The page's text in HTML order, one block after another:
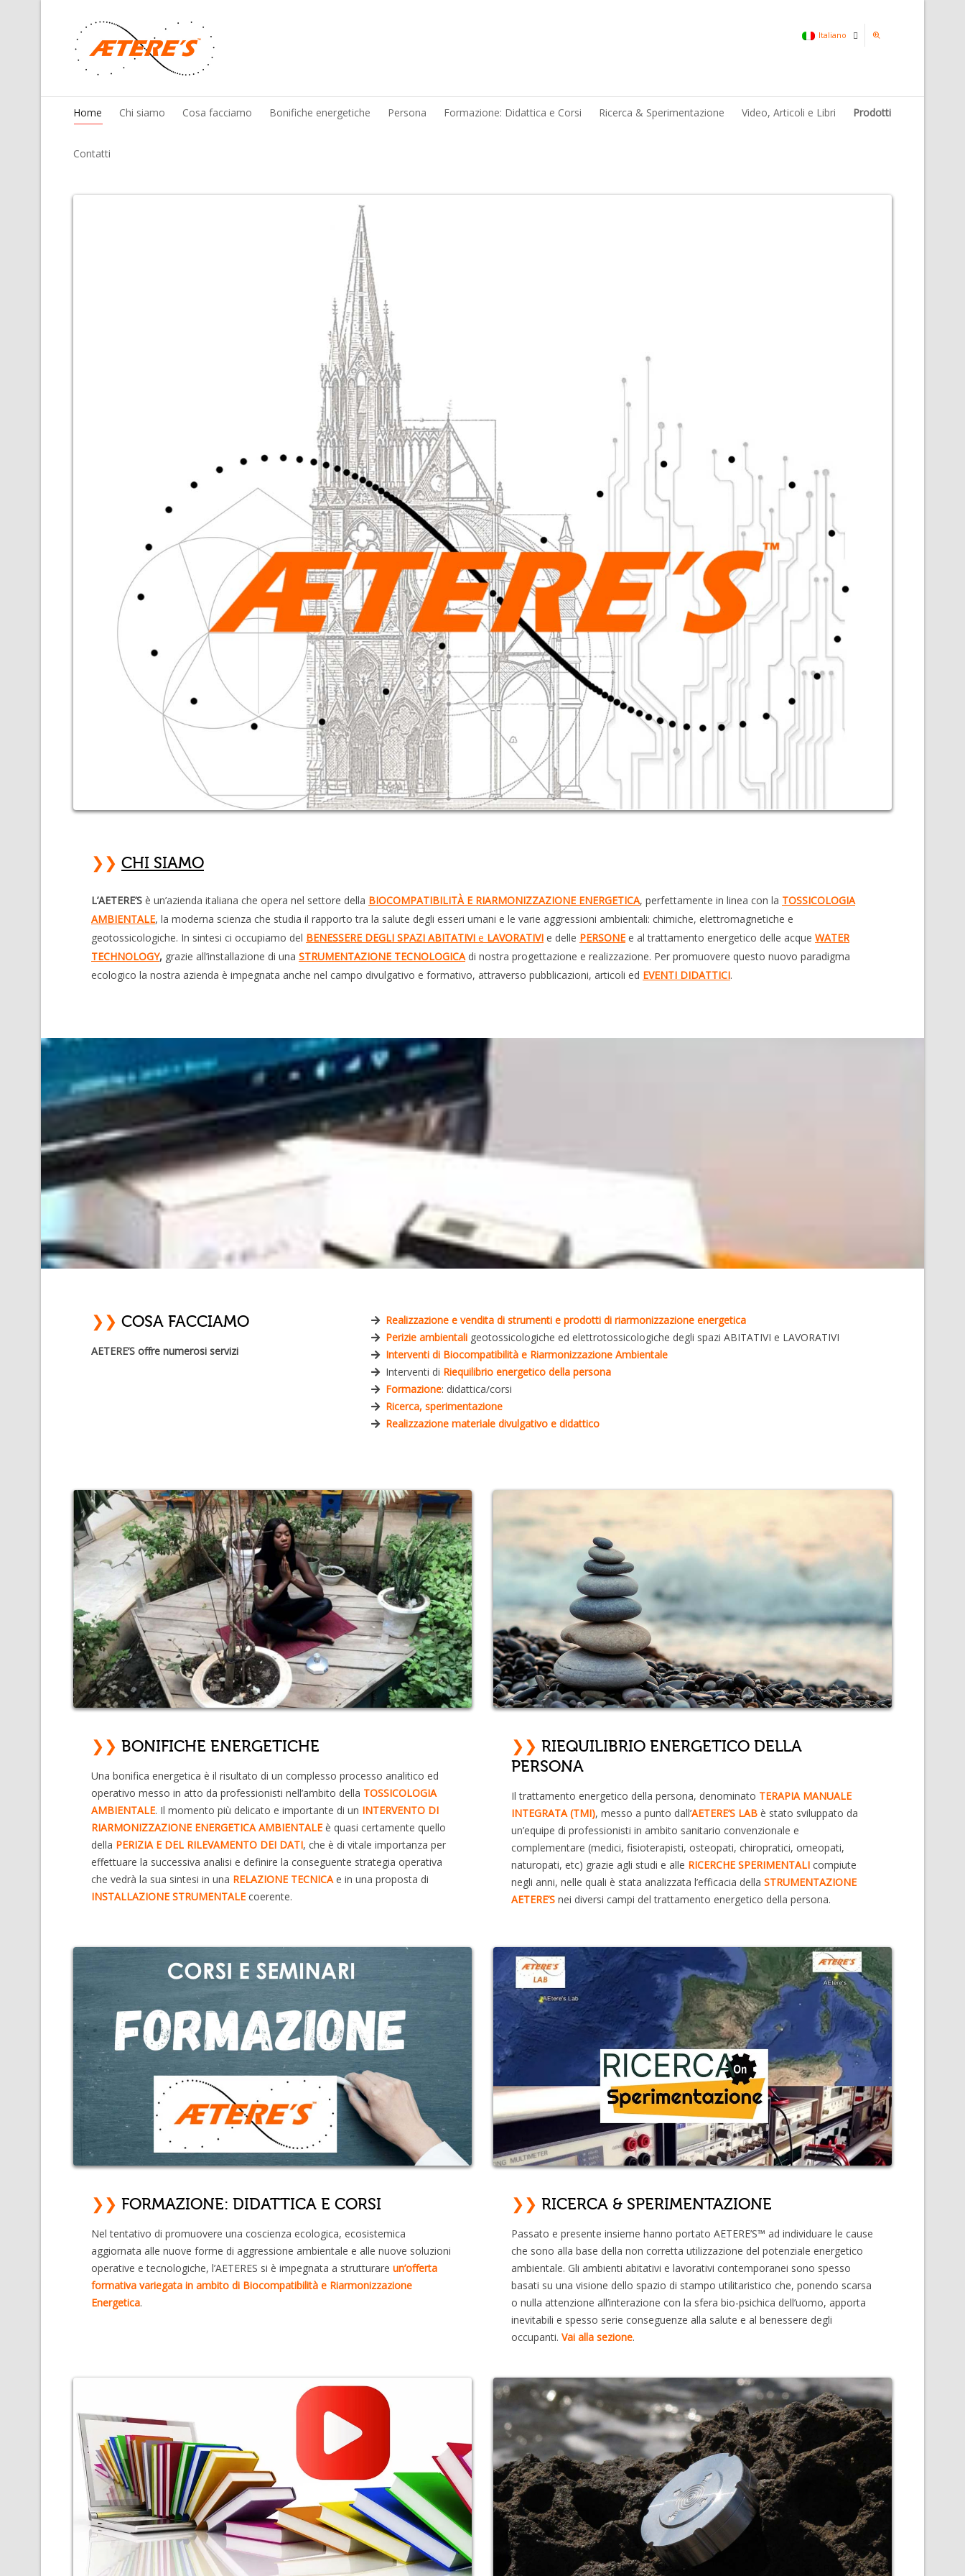
Italiano
Italiano
Home Chi siamo Cosa facciamo Bonifiche energetiche Persona Formazione: Didattica e Corsi Ricerca & Sperimentazione Video, Articoli e Libri Prodotti
Contatti
❯❯ CHI SIAMO
L’AETERE’S è un’azienda italiana che opera nel settore della BIOCOMPATIBILITÀ E RIARMONIZZAZIONE ENERGETICA, perfettamente in linea con la TOSSICOLOGIA
AMBIENTALE, la moderna scienza che studia il rapporto tra la salute degli esseri umani e le varie aggressioni ambientali: chimiche, elettromagnetiche e
geotossicologiche. In sintesi ci occupiamo del BENESSERE DEGLI SPAZI ABITATIVI e LAVORATIVI e delle PERSONE e al trattamento energetico delle acque WATER
TECHNOLOGY, grazie all’installazione di una STRUMENTAZIONE TECNOLOGICA di nostra progettazione e realizzazione. Per promuovere questo nuovo paradigma
ecologico la nostra azienda è impegnata anche nel campo divulgativo e formativo, attraverso pubblicazioni, articoli ed EVENTI DIDATTICI.
❯❯ COSA FACCIAMO
AETERE’S offre numerosi servizi
Realizzazione e vendita di strumenti e prodotti di riarmonizzazione energetica
Perizie ambientali geotossicologiche ed elettrotossicologiche degli spazi ABITATIVI e LAVORATIVI
Interventi di Biocompatibilità e Riarmonizzazione Ambientale
Interventi di Riequilibrio energetico della persona
Formazione: didattica/corsi
Ricerca, sperimentazione
Realizzazione materiale divulgativo e didattico
❯❯ BONIFICHE ENERGETICHE
Una bonifica energetica è il risultato di un complesso processo analitico ed
operativo messo in atto da professionisti nell’ambito della TOSSICOLOGIA
AMBIENTALE. Il momento più delicato e importante di un INTERVENTO DI
RIARMONIZZAZIONE ENERGETICA AMBIENTALE è quasi certamente quello
della PERIZIA E DEL RILEVAMENTO DEI DATI, che è di vitale importanza per
effettuare la successiva analisi e definire la conseguente strategia operativa
che vedrà la sua sintesi in una RELAZIONE TECNICAe in una proposta di
INSTALLAZIONE STRUMENTALE coerente.
❯❯ RIEQUILIBRIO ENERGETICO DELLA
PERSONA
Il trattamento energetico della persona, denominato TERAPIA MANUALE
INTEGRATA (TMI), messo a punto dall’AETERE’S LAB è stato sviluppato da
un’equipe di professionisti in ambito sanitario convenzionale e
complementare (medici, fisioterapisti, osteopati, chiropratici, omeopati,
naturopati, etc) grazie agli studi e alle RICERCHE SPERIMENTALI compiute
negli anni, nelle quali è stata analizzata l’efficacia della STRUMENTAZIONE
AETERE’S nei diversi campi del trattamento energetico della persona.
❯❯ FORMAZIONE: DIDATTICA E CORSI
Nel tentativo di promuovere una coscienza ecologica, ecosistemica
aggiornata alle nuove forme di aggressione ambientale e alle nuove soluzioni
operative e tecnologiche, l’AETERES si è impegnata a strutturare un’offerta
formativa variegata in ambito di Biocompatibilità e Riarmonizzazione
Energetica.
❯❯ RICERCA & SPERIMENTAZIONE
Passato e presente insieme hanno portato AETERE’S™ ad individuare le cause
che sono alla base della non corretta utilizzazione del potenziale energetico
ambientale. Gli ambienti abitativi e lavorativi contemporanei sono spesso
basati su una visione dello spazio di stampo utilitaristico che, ponendo scarsa
o nulla attenzione all’interazione con la sfera bio-psichica dell’uomo, apporta
inevitabili e spesso serie conseguenze alla salute e al benessere degli
occupanti. Vai alla sezione.